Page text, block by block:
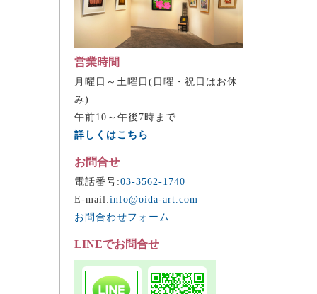
営業時間
月曜日～土曜日(日曜・祝日はお休
み)
午前10～午後7時まで
詳しくはこちら
お問合せ
電話番号:03-3562-1740
E-mail:info@oida-art.com
お問合わせフォーム
LINEでお問合せ